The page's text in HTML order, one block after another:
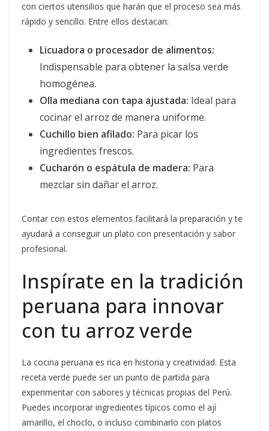
con ciertos utensilios que harán que el proceso sea más
rápido y sencillo. Entre ellos destacan:
Licuadora o procesador de alimentos:
Indispensable para obtener la salsa verde
homogénea.
Olla mediana con tapa ajustada: Ideal para
cocinar el arroz de manera uniforme.
Cuchillo bien afilado: Para picar los
ingredientes frescos.
Cucharón o espátula de madera: Para
mezclar sin dañar el arroz.
Contar con estos elementos facilitará la preparación y te
ayudará a conseguir un plato con presentación y sabor
profesional.
Inspírate en la tradición
peruana para innovar
con tu arroz verde
La cocina peruana es rica en historia y creatividad. Esta
receta verde puede ser un punto de partida para
experimentar con sabores y técnicas propias del Perú.
Puedes incorporar ingredientes típicos como el ají
amarillo, el choclo, o incluso combinarlo con platos